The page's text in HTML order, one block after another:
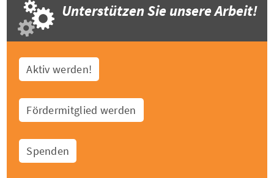
Unterstützen Sie unsere Arbeit!
Aktiv werden!
Fördermitglied werden
Spenden